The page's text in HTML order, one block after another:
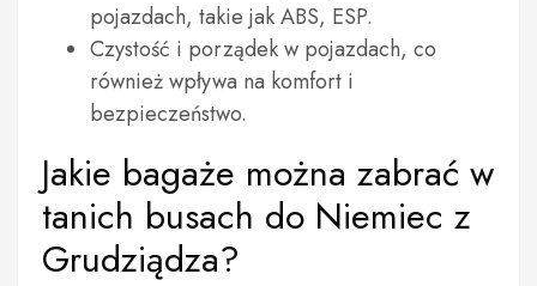
pojazdach, takie jak ABS, ESP.
Czystość i porządek w pojazdach, co
również wpływa na komfort i
bezpieczeństwo.
Jakie bagaże można zabrać w
tanich busach do Niemiec z
Grudziądza?